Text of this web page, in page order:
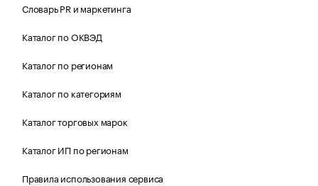
Словарь PR и маркетинга
Каталог по ОКВЭД
Каталог по регионам
Каталог по категориям
Каталог торговых марок
Каталог ИП по регионам
Правила использования сервиса